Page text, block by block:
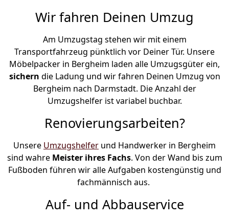
Wir fahren Deinen Umzug
Am Umzugstag stehen wir mit einem
Transportfahrzeug pünktlich vor Deiner Tür. Unsere
Möbelpacker in Bergheim laden alle Umzugsgüter ein,
sichern die Ladung und wir fahren Deinen Umzug von
Bergheim nach Darmstadt. Die Anzahl der
Umzugshelfer ist variabel buchbar.
Renovierungsarbeiten?
Unsere Umzugshelfer und Handwerker in Bergheim
sind wahre Meister ihres Fachs. Von der Wand bis zum
Fußboden führen wir alle Aufgaben kostengünstig und
fachmännisch aus.
Auf- und Abbauservice